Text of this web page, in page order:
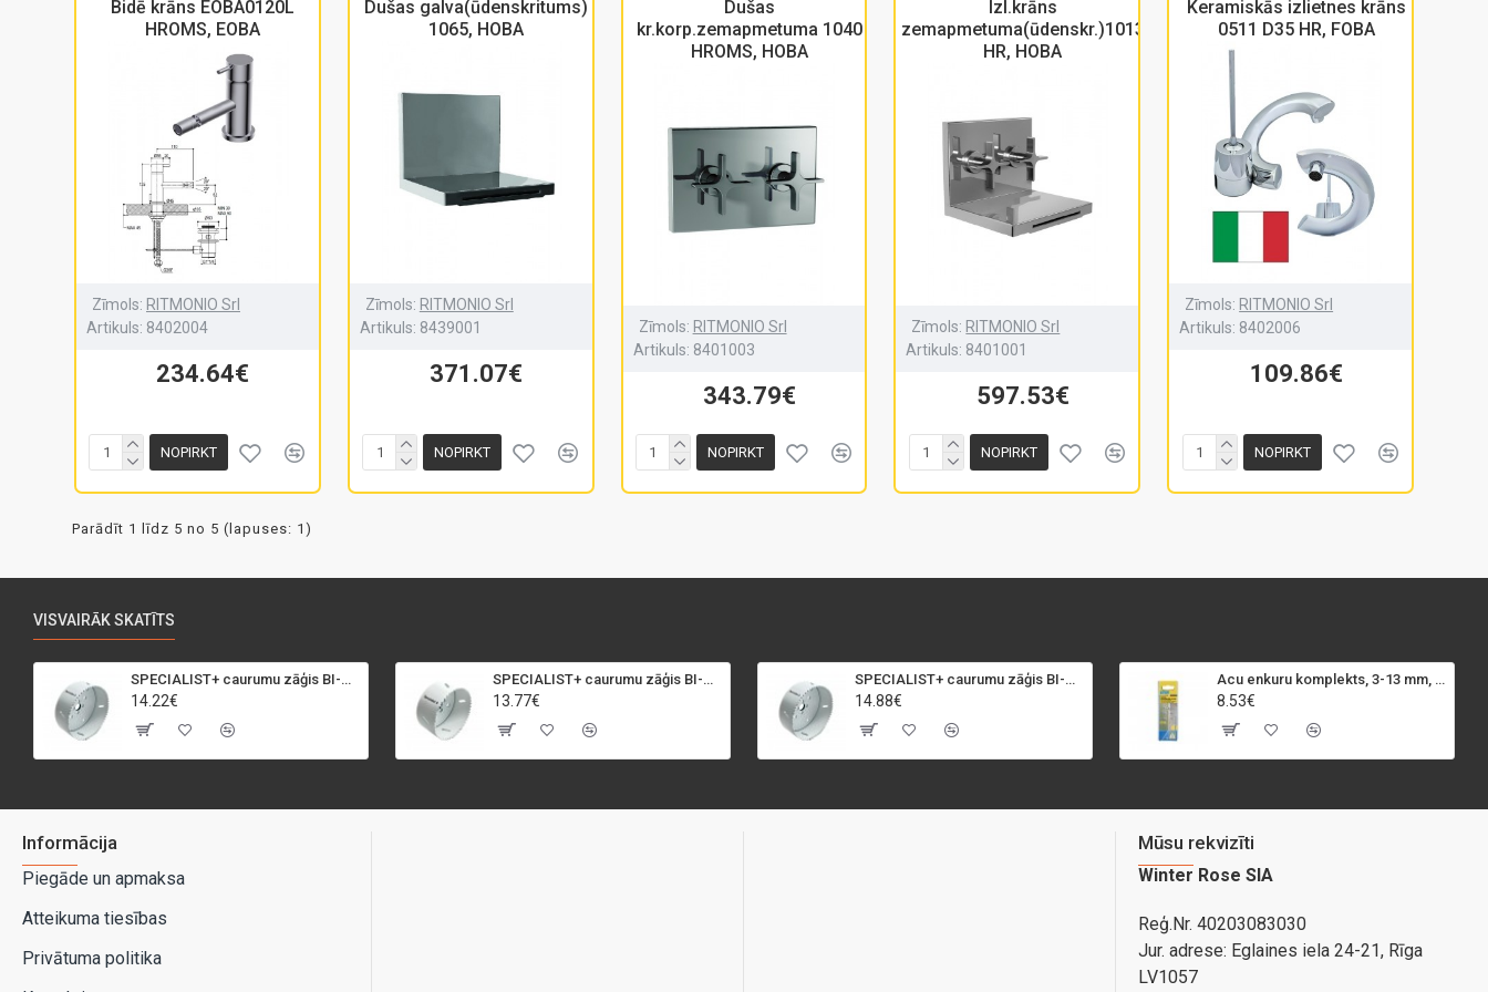
Bidē krāns EOBA0120L
HROMS, EOBA
Zīmols: RITMONIO Srl
Artikuls: 8402004
234.64€
NOPIRKT
Dušas galva(ūdenskritums)
1065, HOBA
Zīmols: RITMONIO Srl
Artikuls: 8439001
371.07€
NOPIRKT
Dušas
kr.korp.zemapmetuma 1040
HROMS, HOBA
Zīmols: RITMONIO Srl
Artikuls: 8401003
343.79€
NOPIRKT
Izl.krāns
zemapmetuma(ūdenskr.)1013
HR, HOBA
Zīmols: RITMONIO Srl
Artikuls: 8401001
597.53€
NOPIRKT
Keramiskās izlietnes krāns
0511 D35 HR, FOBA
Zīmols: RITMONIO Srl
Artikuls: 8402006
109.86€
NOPIRKT
Parādīt 1 līdz 5 no 5 (lapuses: 1)
VISVAIRĀK SKATĪTS
SPECIALIST+ caurumu zāģis BI-METAL, 95 mm
14.22€
SPECIALIST+ caurumu zāģis BI-METAL, 92 mm
13.77€
SPECIALIST+ caurumu zāģis BI-METAL, 98 mm
14.88€
Acu enkuru komplekts, 3-13 mm, Rapid, 12 gab.
8.53€
Informācija
Piegāde un apmaksa
Atteikuma tiesības
Privātuma politika
Mūsu rekvizīti
Winter Rose SIA
Reģ.Nr. 40203083030
Jur. adrese: Eglaines iela 24-21, Rīga
LV1057